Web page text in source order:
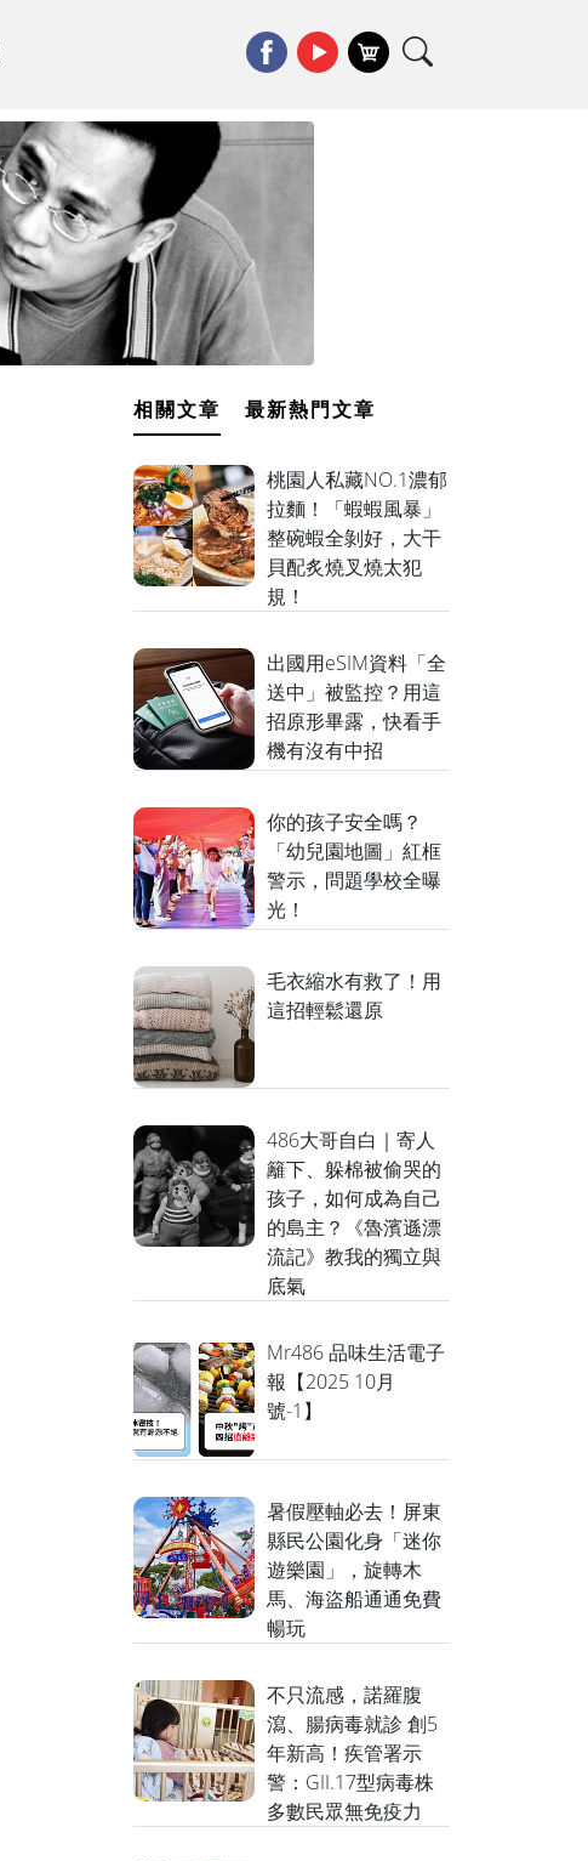
相關文章 最新熱門文章
桃園人私藏NO.1濃郁
拉麵！「蝦蝦風暴」
整碗蝦全剝好，大干
貝配炙燒叉燒太犯
規！
出國用eSIM資料「全
送中」被監控？用這
招原形畢露，快看手
機有沒有中招
你的孩子安全嗎？
「幼兒園地圖」紅框
警示，問題學校全曝
光！
毛衣縮水有救了！用
這招輕鬆還原
486大哥自白｜寄人
籬下、躲棉被偷哭的
孩子，如何成為自己
的島主？《魯濱遜漂
流記》教我的獨立與
底氣
Mr486 品味生活電子
報【2025 10月
號-1】
暑假壓軸必去！屏東
縣民公園化身「迷你
遊樂園」，旋轉木
馬、海盜船通通免費
暢玩
不只流感，諾羅腹
瀉、腸病毒就診 創5
年新高！疾管署示
警：GII.17型病毒株
多數民眾無免疫力